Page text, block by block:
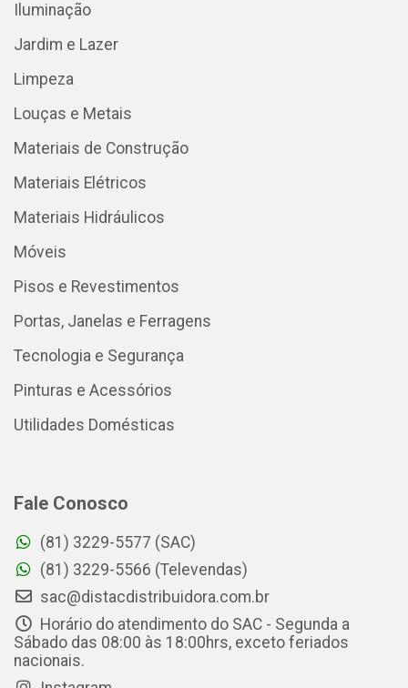
Iluminação
Jardim e Lazer
Limpeza
Louças e Metais
Materiais de Construção
Materiais Elétricos
Materiais Hidráulicos
Móveis
Pisos e Revestimentos
Portas, Janelas e Ferragens
Tecnologia e Segurança
Pinturas e Acessórios
Utilidades Domésticas
Fale Conosco
(81) 3229-5577 (SAC)
(81) 3229-5566 (Televendas)
sac@distacdistribuidora.com.br
Horário do atendimento do SAC - Segunda a
Sábado das 08:00 às 18:00hrs, exceto feriados
nacionais.